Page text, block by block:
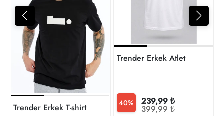
Trender Erkek T-shirt
Trender Erkek Atlet
40% 239,99 ₺
399,99 ₺